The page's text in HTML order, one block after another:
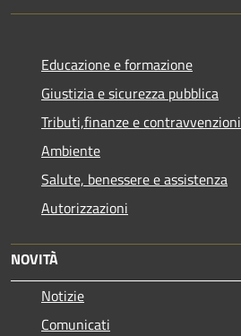
Educazione e formazione
Giustizia e sicurezza pubblica
Tributi,finanze e contravvenzioni
Ambiente
Salute, benessere e assistenza
Autorizzazioni
NOVITÀ
Notizie
Comunicati